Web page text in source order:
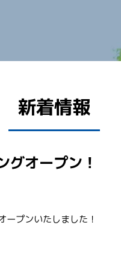
新着情報
グオープン！
プンいたしました！